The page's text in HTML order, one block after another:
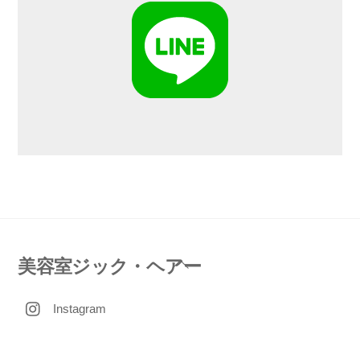
Back
美容室ジック・ヘアー
Instagram